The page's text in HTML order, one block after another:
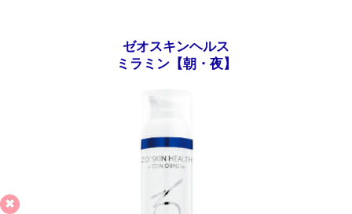
ゼオスキンヘルス
ミラミン【朝・夜】